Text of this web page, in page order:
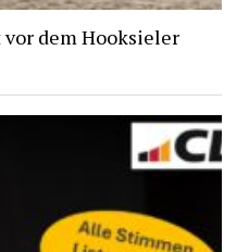
dem Hooksieler